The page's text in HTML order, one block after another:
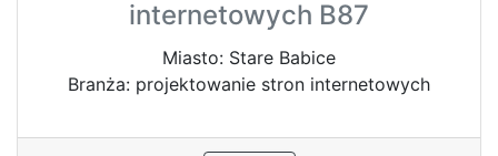
internetowych B87
Miasto: Stare Babice
Branża: projektowanie stron internetowych